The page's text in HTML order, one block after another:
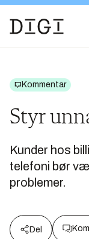
Kommentar
Styr
Kunder hos
telefoni bør
problemer.
Del